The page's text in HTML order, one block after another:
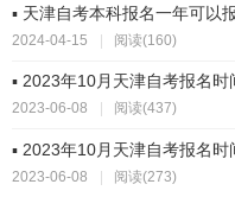
▪ 天津自考本科报名一年可以
2024-04-15 | 阅读(160)
▪ 2023年10月天津自考报名时
2023-06-08 阅读(437)
▪ 2023年10月天津自考报名
2023-06-08 阅读(273)